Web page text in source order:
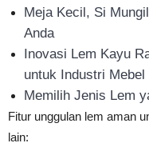
Meja Kecil, Si
Anda
Inovasi Lem Kayu
untuk Industri
Memilih Jenis Lem
Fitur unggulan lem aman
lain: